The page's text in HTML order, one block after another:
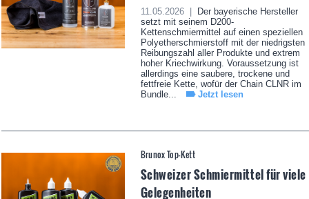
11.05.2026 |
Der bayerische Hersteller
setzt mit seinem D200-
Kettenschmiermittel auf einen speziellen
Polyetherschmierstoff mit der niedrigsten
Reibungszahl aller Produkte und extrem
hoher Kriechwirkung. Voraussetzung ist
allerdings eine saubere, trockene und
fettfreie Kette, wofür der Chain CLNR im
Bundle...
Jetzt lesen
Brunox Top-Kett
Schweizer Schmiermittel für viele
Gelegenheiten